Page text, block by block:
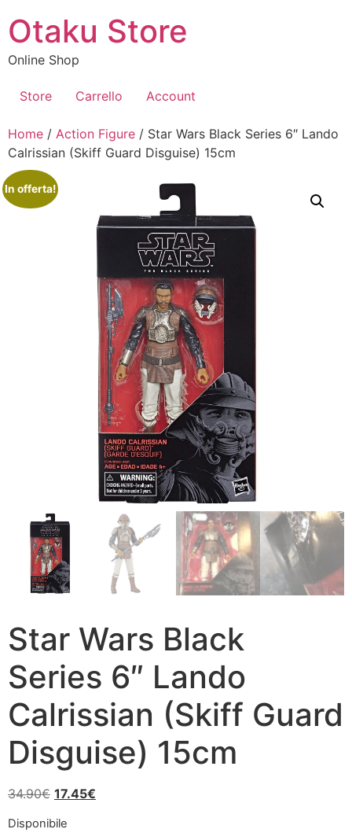
contenuto
Otaku Store
Online Shop
Store Carrello Account
Home / Action Figure / Star Wars Black Series 6″ Lando
Calrissian (Skiff Guard Disguise) 15cm
In offerta!
Star Wars Black
Series 6″ Lando
Calrissian (Skiff Guard
Disguise) 15cm
34.90€ Il
originale
17.45€
Disponibile